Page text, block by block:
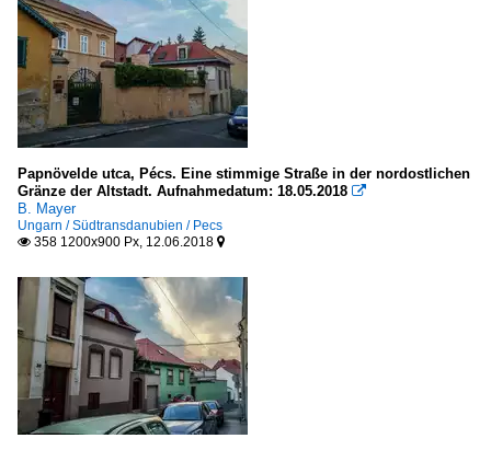
Papnövelde utca, Pécs. Eine stimmige Straße in der nordostlichen
Gränze der Altstadt. Aufnahmedatum: 18.05.2018 
B. Mayer
Ungarn / Südtransdanubien / Pecs
 358 1200x900 Px, 12.06.2018 